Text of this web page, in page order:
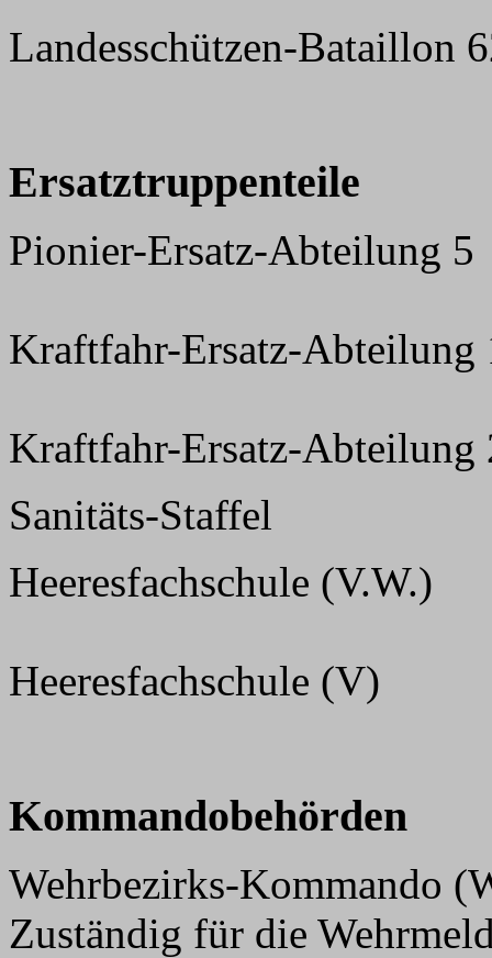
Landesschützen-Bataillon
Ersatztruppenteile
Pionier-Ersatz-Abteilung 5
Kraftfahr-Ersatz-Abteilung
Kraftfahr-Ersatz-Abteilung
Sanitäts-Staffel
Heeresfachschule (V.W.)
Heeresfachschule (V)
Kommandobehörden
Wehrbezirks-Kommando
Zuständig für die